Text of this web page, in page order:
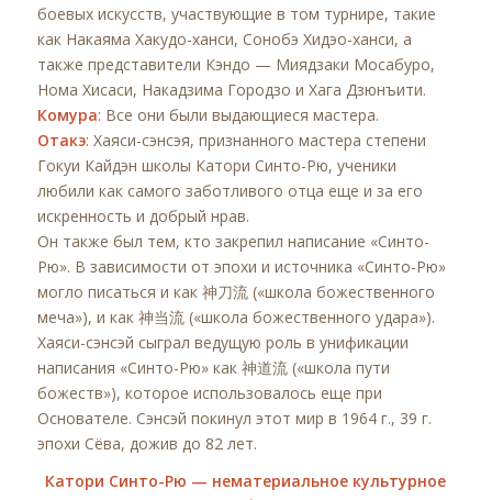
боевых искусств, участвующие в том турнире, такие
как Накаяма Хакудо-ханси, Сонобэ Хидэо-ханси, а
также представители Кэндо — Миядзаки Мосабуро,
Нома Хисаси, Накадзима Городзо и Хага Дзюнъити.
Комура: Все они были выдающиеся мастера.
Отакэ: Хаяси-сэнсэя, признанного мастера степени
Гокуи Кайдэн школы Катори Синто-Рю, ученики
любили как самого заботливого отца еще и за его
искренность и добрый нрав.
Он также был тем, кто закрепил написание «Синто-
Рю». В зависимости от эпохи и источника «Синто-Рю»
могло писаться и как 神刀流 («школа божественного
меча»), и как 神当流 («школа божественного удара»).
Хаяси-сэнсэй сыграл ведущую роль в унификации
написания «Синто-Рю» как 神道流 («школа пути
божеств»), которое использовалось еще при
Основателе. Сэнсэй покинул этот мир в 1964 г., 39 г.
эпохи Сёва, дожив до 82 лет.
Катори Синто-Рю — нематериальное культурное